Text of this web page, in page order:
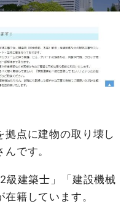
点に建物の取り壊し
です。
級建築士」「建設機械
籍しています。